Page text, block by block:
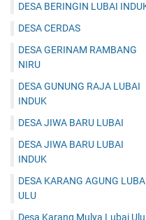
DESA BERINGIN LUBAI
DESA CERDAS
DESA GERINAM RAMBANG
NIRU
DESA GUNUNG RAJA LUBAI
INDUK
DESA JIWA BARU LUBAI
DESA JIWA BARU LUBAI
INDUK
DESA KARANG AGUNG
ULU
Desa Karang Mulya Lubai Ulu